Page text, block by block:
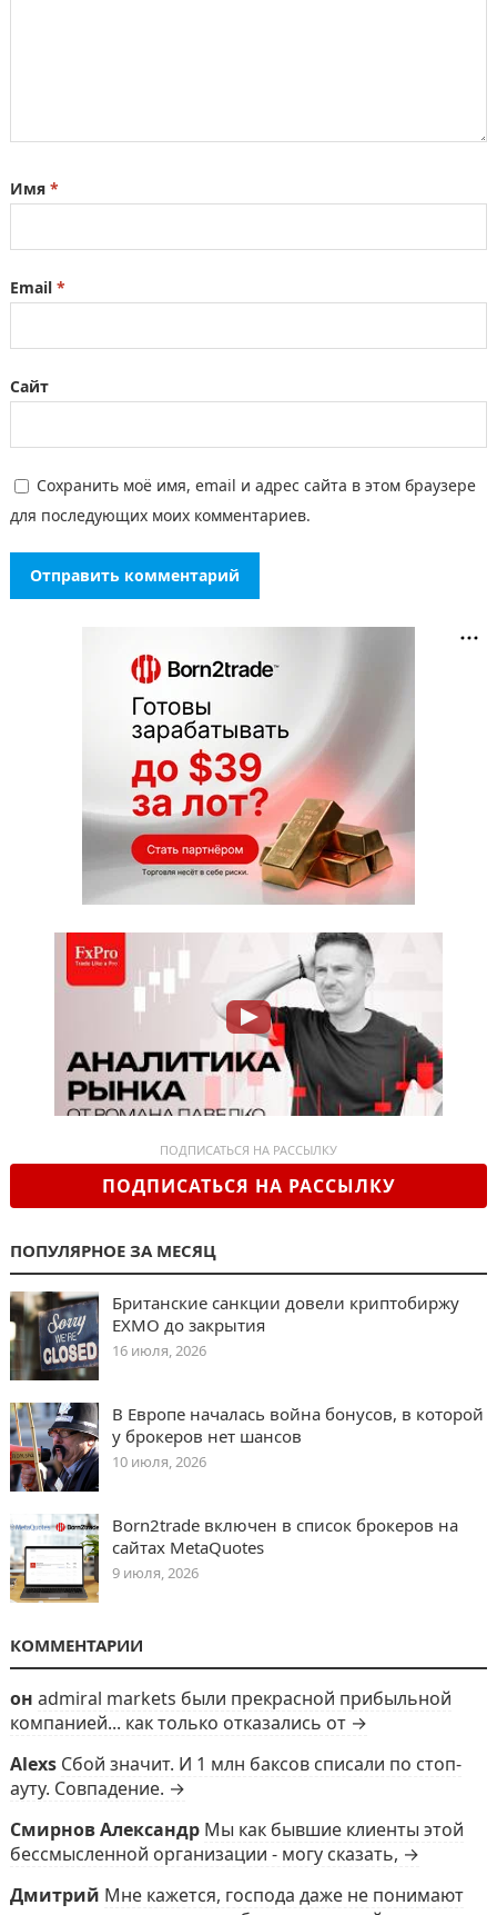
Имя *
Email *
Сайт
Сохранить моё имя, email и адрес сайта в этом браузере
для последующих моих комментариев.
ПОДПИСАТЬСЯ НА РАССЫЛКУ
ПОДПИСАТЬСЯ НА РАССЫЛКУ
ПОПУЛЯРНОЕ ЗА МЕСЯЦ
Британские санкции довели криптобиржу
EXMO до закрытия
16 июля, 2026
В Европе началась война бонусов, в которой
у брокеров нет шансов
10 июля, 2026
Born2trade включен в список брокеров на
сайтах MetaQuotes
9 июля, 2026
КОММЕНТАРИИ
он admiral markets были прекрасной прибыльной
компанией... как только отказались от →
Alexs Сбой значит. И 1 млн баксов списали по стоп-
ауту. Совпадение. →
Смирнов Александр Мы как бывшие клиенты этой
бессмысленной организации - могу сказать, →
Дмитрий Мне кажется, господа даже не понимают